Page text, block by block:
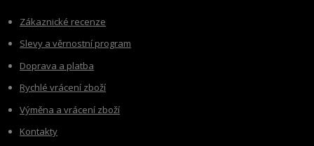
Zákaznické recenze
Slevy a věrnostní program
Doprava a platba
Rychlé vrácení zboží
Výměna a vrácení zboží
Kontakty